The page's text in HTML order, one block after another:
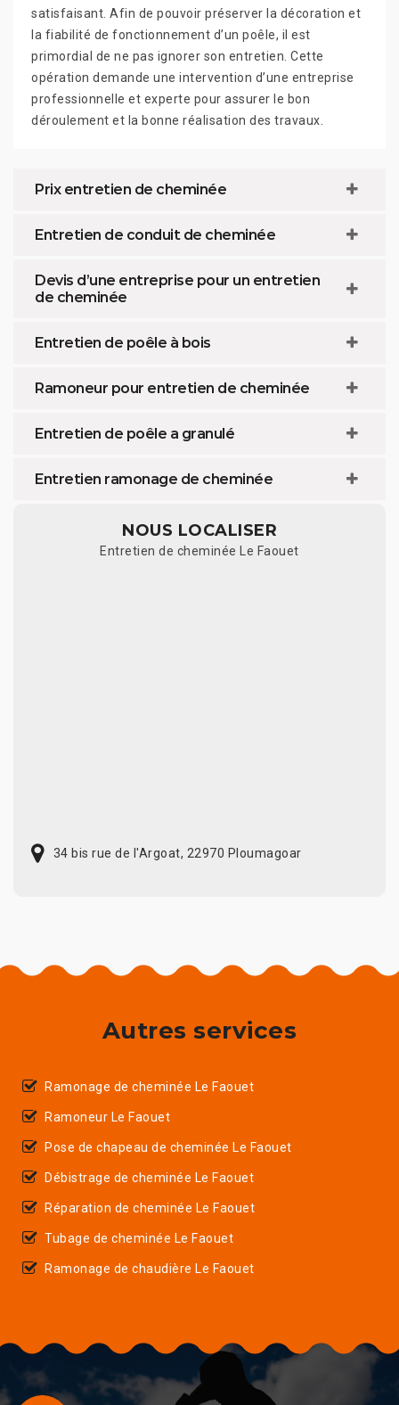
satisfaisant. Afin de pouvoir préserver la décoration et
la fiabilité de fonctionnement d’un poêle, il est
primordial de ne pas ignorer son entretien. Cette
opération demande une intervention d’une entreprise
professionnelle et experte pour assurer le bon
déroulement et la bonne réalisation des travaux.
Prix entretien de cheminée
Entretien de conduit de cheminée
Devis d’une entreprise pour un entretien
de cheminée
Entretien de poêle à bois
Ramoneur pour entretien de cheminée
Entretien de poêle a granulé
Entretien ramonage de cheminée
NOUS LOCALISER
Entretien de cheminée Le Faouet
34 bis rue de l'Argoat, 22970 Ploumagoar
Autres services
Ramonage de cheminée Le Faouet
Ramoneur Le Faouet
Pose de chapeau de cheminée Le Faouet
Débistrage de cheminée Le Faouet
Réparation de cheminée Le Faouet
Tubage de cheminée Le Faouet
Ramonage de chaudière Le Faouet